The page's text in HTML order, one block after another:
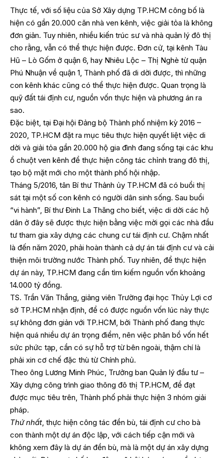
Thực tế, với số liệu của Sở Xây dựng TP.HCM công bố là
hiện có gần 20.000 căn nhà ven kênh, việc giải tỏa là không
đơn giản. Tuy nhiên, nhiều kiến trúc sư và nhà quản lý đô thị
cho rằng, vẫn có thể thực hiện được. Đơn cử, tại kênh Tàu
Hũ – Lò Gốm ở quận 6, hay Nhiêu Lộc – Thị Nghè từ quận
Phú Nhuận về quận 1, Thành phố đã di dời được, thì những
con kênh khác cũng có thể thực hiện được. Quan trọng là
quỹ đất tái định cư, nguồn vốn thực hiện và phương án ra
sao.
Đặc biệt, tại Đại hội Đảng bộ Thành phố nhiệm kỳ 2016 –
2020, TP.HCM đặt ra mục tiêu thực hiện quyết liệt việc di
dời và giải tỏa gần 20.000 hộ gia đình đang sống tại các khu
ổ chuột ven kênh để thực hiện công tác chỉnh trang đô thị,
tạo bộ mặt mới cho một thành phố hội nhập.
Tháng 5/2016, tân Bí thư Thảnh ủy TP.HCM đã có buổi thị
sát tại một số con kênh có người dân sinh sống. Sau buổi
“vi hành”, Bí thư Đinh La Thăng cho biết, việc di dời các hộ
dân ở đây sẽ được thực hiện bằng việc mời gọi các nhà đầu
tư tham gia xây dựng các chung cư tái định cư. Chậm nhất
là đến năm 2020, phải hoàn thành cả dự án tái định cư và cải
thiện môi trường nước Thành phố. Tuy nhiên, để thực hiện
dự án này, TP.HCM đang cần tìm kiếm nguồn vốn khoảng
14.000 tỷ đồng.
TS. Trần Văn Thắng, giảng viên Trường đại học Thủy Lợi cơ
sở TP.HCM nhận định, để có được nguồn vốn lúc này thực
sự không đơn giản với TP.HCM, bởi Thành phố đang thực
hiện quá nhiều dự án trọng điểm, nên việc phân bổ vốn hết
sức phức tạp, cần có sự hỗ trợ từ bên ngoài, thậm chí là
phải xin cơ chế đặc thù từ Chính phủ.
Theo ông Lương Minh Phúc, Trưởng ban Quản lý đầu tư –
Xây dựng công trình giao thông đô thị TP.HCM, để đạt
được mục tiêu trên, Thành phố phải thực hiện 3 nhóm giải
pháp.
Thứ nhất, thực hiện công tác đền bù, tái định cư cho bà
con thành một dự án độc lập, với cách tiếp cận mới và
không xem đây là dự án đền bù, mà là một dự án xây dựng